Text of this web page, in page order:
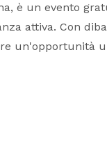
è un evento
attiva. Con
un'opportunità